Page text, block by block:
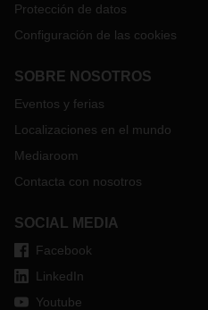
Protección de datos
Configuración de las cookies
SOBRE NOSOTROS
Eventos y ferias
Localizaciones en el mundo
Mediaroom
Contacta con nosotros
SOCIAL MEDIA
Facebook
LinkedIn
Youtube